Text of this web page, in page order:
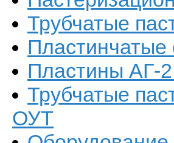
Трубчатые
Пластины АГ-
Трубчатые
ОУТ